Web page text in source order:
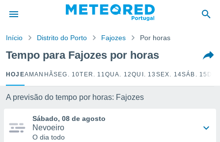
da
foi
as
fornecidas
Início Distrito do Porto Fajozes Por horas
Tempo para Fajozes por horas
HOJEAMANHÃSEG. 10TER. 11QUA. 12QUI. 13 SEX. 14SÁB. 15
A previsão do tempo por horas: Fajozes
Sábado, 08 de agosto
Nevoeiro
O dia todo